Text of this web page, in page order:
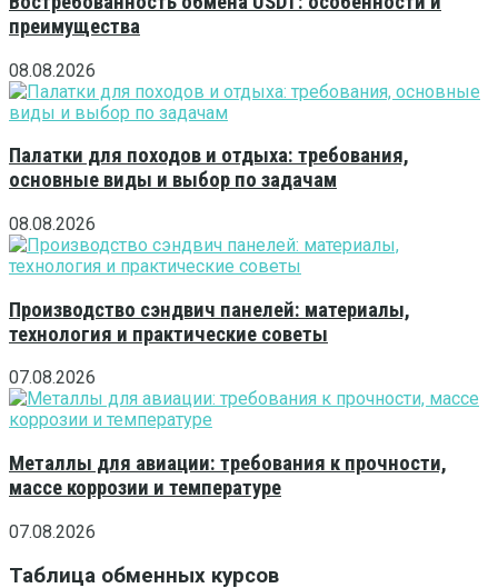
преимущества
08.08.2026
Палатки для походов и отдыха: требования,
основные виды и выбор по задачам
08.08.2026
Производство сэндвич панелей: материалы,
технология и практические советы
07.08.2026
Металлы для авиации: требования к прочности,
массе коррозии и температуре
07.08.2026
Таблица обменных курсов